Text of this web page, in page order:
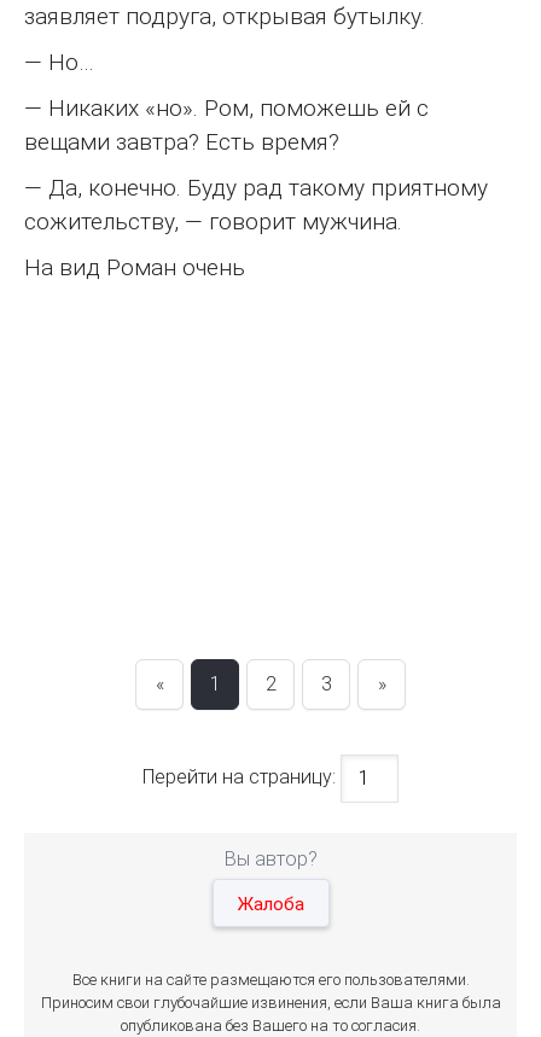
заявляет подруга, открывая бутылку.
— Но…
— Никаких «но». Ром, поможешь ей с
вещами завтра? Есть время?
— Да, конечно. Буду рад такому приятному
сожительству, — говорит мужчина.
На вид Роман очень
« 1 2 3 »
Перейти на страницу:
Вы автор?
Жалоба
Все книги на сайте размещаются его пользователями.
Приносим свои глубочайшие извинения, если Ваша книга была
опубликована без Вашего на то согласия.